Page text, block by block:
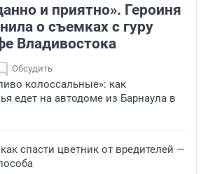
и приятно». Героиня
о съемках с гуру
Владивостока
Обсудить
колоссальные»: как
едет на автодоме из Барнаула в
спасти цветник от вредителей —